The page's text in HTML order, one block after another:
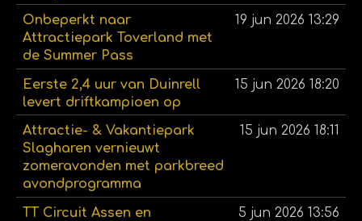
Onbeperkt naar
Attractiepark Toverland met
de Summer Pass
19 jun 2026 13:29
Eerste 2,4 uur van Duinrell
levert driftkampioen op
15 jun 2026 18:20
Attractie- & Vakantiepark
Slagharen vernieuwt
zomeravonden met parkbreed
avondprogramma
15 jun 2026 18:11
TT Circuit Assen en
5 jun 2026 13:56